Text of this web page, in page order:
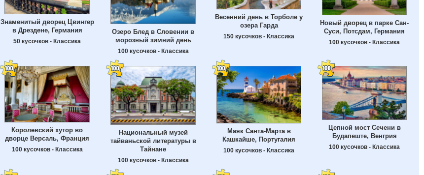
Знаменитый дворец Цвингер
в Дрездене, Германия
50 кусочков - Классика
Озеро Блед в Словении в
морозный зимний день
100 кусочков - Классика
Весенний день в Торболе у
озера Гарда
150 кусочков - Классика
Новый дворец в парке Сан-
Суси, Потсдам, Германия
100 кусочков - Классика
Королевский хутор во
дворце Версаль, Франция
100 кусочков - Классика
Национальный музей
тайваньской литературы в
Тайнане
100 кусочков - Классика
Маяк Санта-Марта в
Кашкайше, Португалия
100 кусочков - Классика
Цепной мост Сечени в
Будапеште, Венгрия
100 кусочков - Классика